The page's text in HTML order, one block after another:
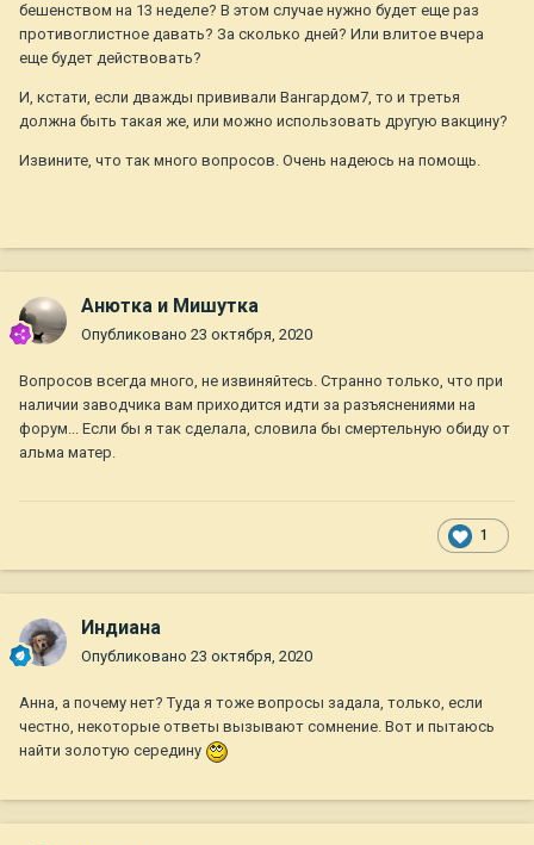
бешенством на 13 неделе? В этом случае нужно будет еще раз
противоглистное давать? За сколько дней? Или влитое вчера
еще будет действовать?
И, кстати, если дважды прививали Вангардом7, то и третья
должна быть такая же, или можно использовать другую вакцину?
Извините, что так много вопросов. Очень надеюсь на помощь.
Анютка и Мишутка
Опубликовано 23 октября, 2020
Вопросов всегда много, не извиняйтесь. Странно только, что при
наличии заводчика вам приходится идти за разъяснениями на
форум... Если бы я так сделала, словила бы смертельную обиду от
альма матер.
1
Индиана
Опубликовано 23 октября, 2020
Анна, а почему нет? Туда я тоже вопросы задала, только, если
честно, некоторые ответы вызывают сомнение. Вот и пытаюсь
найти золотую середину